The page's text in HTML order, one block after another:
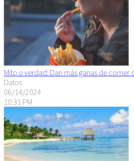
Mito o verdad: Dan más ganas de comer
Datos
06/14/2024
10:31 PM